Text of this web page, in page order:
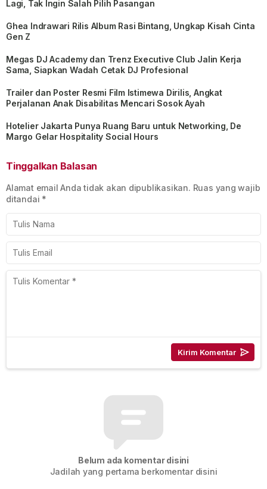
Lagi, Tak Ingin Salah Pilih Pasangan
Ghea Indrawari Rilis Album Rasi Bintang, Ungkap Kisah Cinta
Gen Z
Megas DJ Academy dan Trenz Executive Club Jalin Kerja
Sama, Siapkan Wadah Cetak DJ Profesional
Trailer dan Poster Resmi Film Istimewa Dirilis, Angkat
Perjalanan Anak Disabilitas Mencari Sosok Ayah
Hotelier Jakarta Punya Ruang Baru untuk Networking, De
Margo Gelar Hospitality Social Hours
Tinggalkan Balasan
Alamat email Anda tidak akan dipublikasikan. Ruas yang wajib
ditandai *
Belum ada komentar disini
Jadilah yang pertama berkomentar disini